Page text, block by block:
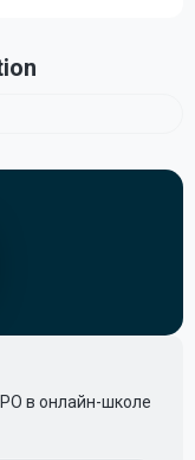
в онлайн-школе